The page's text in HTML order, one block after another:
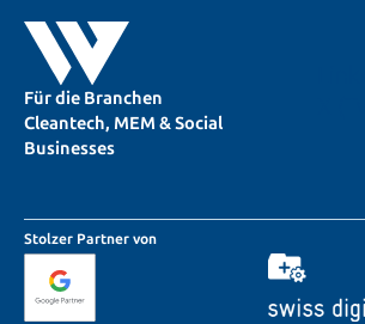
Für die Branchen
Cleantech, MEM & Social
Businesses
Stolzer Partner von